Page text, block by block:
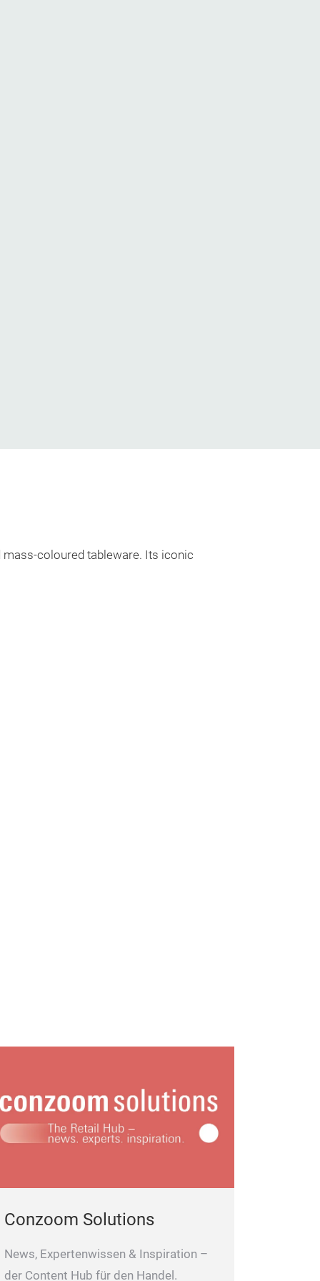
mass-coloured tableware. Its iconic
Conzoom Solutions
News, Expertenwissen & Inspiration –
der Content Hub für den Handel.